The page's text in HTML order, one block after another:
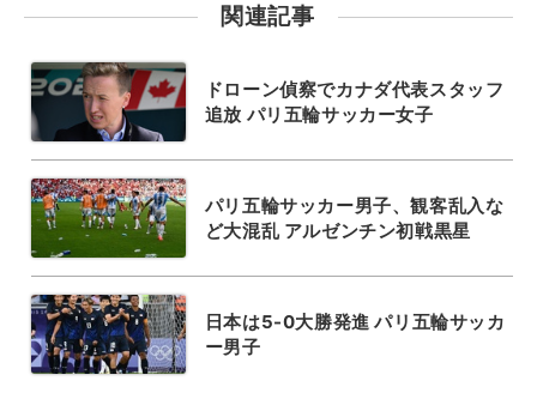
関連記事
ドローン偵察でカナダ代表スタッフ
追放 パリ五輪サッカー女子
パリ五輪サッカー男子、観客乱入な
ど大混乱 アルゼンチン初戦黒星
日本は5-0大勝発進 パリ五輪サッカ
ー男子